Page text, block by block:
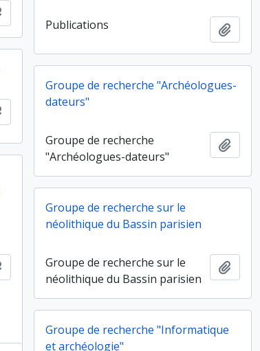
Ajouter au presse-papier
Publications
Ajouter au presse-papier
Groupe de recherche "Archéologues-
dateurs"
Groupe de recherche
"Archéologues-dateurs"
Ajouter au presse-papier
Groupe de recherche sur le
néolithique du Bassin parisien
Groupe de recherche sur le
néolithique du Bassin parisien
Groupe de recherche "Informatique
et archéologie"